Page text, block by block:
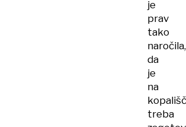
je
prav
tako
naročila,
da
je
na
treba